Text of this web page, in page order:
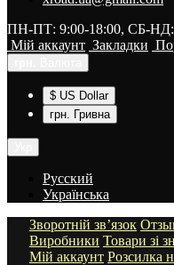
ПН-ПТ: 9:00-18:00, СБ-НД:
Мій аккаунт Закладки
$ US Dollar
грн. Гривна
Русский
Українська
Зворотній зв’язок
Виробники Товари зі
Мій аккаунт Розсилка